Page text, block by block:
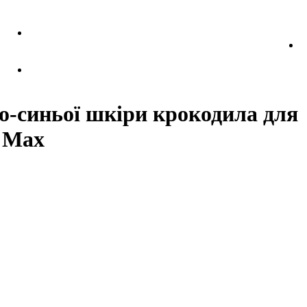
синьої шкіри крокодила для